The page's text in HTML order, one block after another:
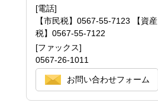
[電話]
【市民税】0567-55-7123 【資産
税】0567-55-7122
[ファックス]
0567-26-1011
お問い合わせフォーム